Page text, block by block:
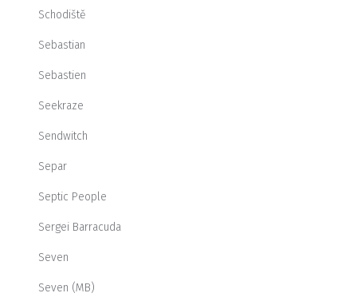
Schodiště
Sebastian
Sebastien
Seekraze
Sendwitch
Separ
Septic People
Sergei Barracuda
Seven
Seven (MB)